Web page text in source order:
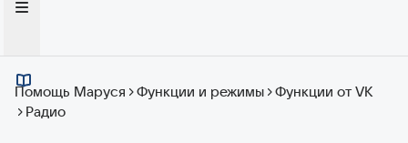
Помощь Маруся Функции и режимы
Функции от VK
Радио